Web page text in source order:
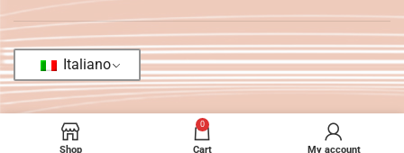
Italiano
Shop
0
Cart My account